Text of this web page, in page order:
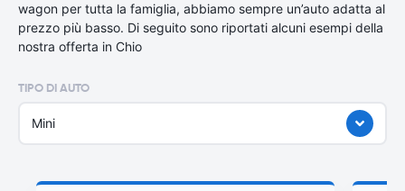
wagon per tutta la famiglia, abbiamo sempre un’auto adatta al
prezzo più basso. Di seguito sono riportati alcuni esempi della
nostra offerta in Chio
TIPO DI AUTO
Mini